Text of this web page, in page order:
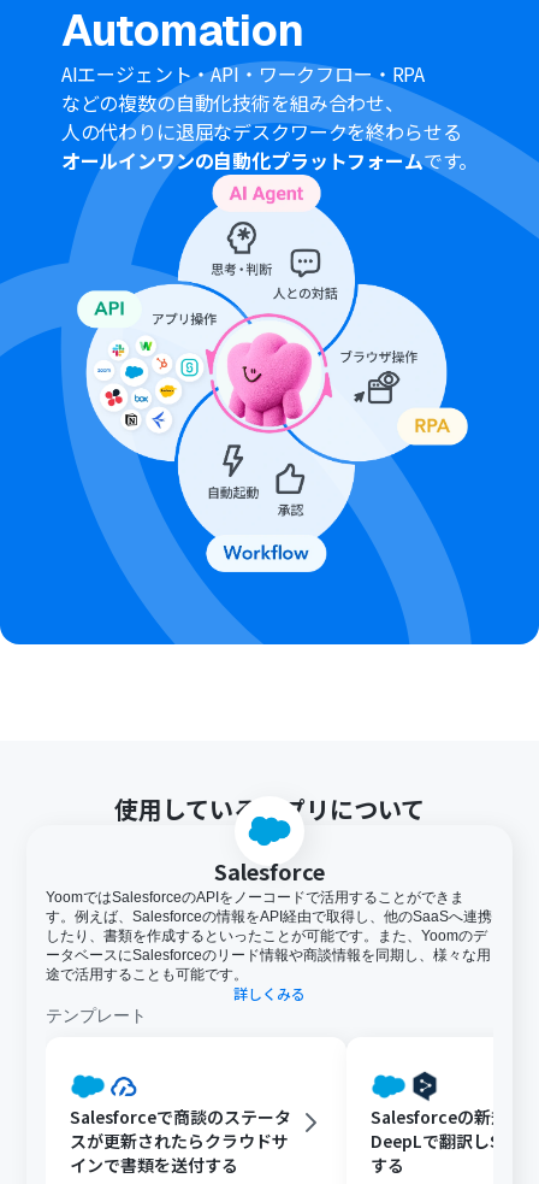
Automation
AIエージェント・API・ワークフロー・RPA
などの複数の自動化技術を組み合わせ、
人の代わりに退屈なデスクワークを終わらせる
オールインワンの自動化プラットフォームです。
使用しているアプリについて
Salesforce
YoomではSalesforceのAPIをノーコードで活用することができま
す。例えば、Salesforceの情報をAPI経由で取得し、他のSaaSへ連携
したり、書類を作成するといったことが可能です。また、Yoomのデ
ータベースにSalesforceのリード情報や商談情報を同期し、様々な用
途で活用することも可能です。
詳しくみる
テンプレート
Salesforceで商談のステータ
スが更新されたらクラウドサ
インで書類を送付する
Salesforceの新規リ
DeepLで翻訳しSlack
する